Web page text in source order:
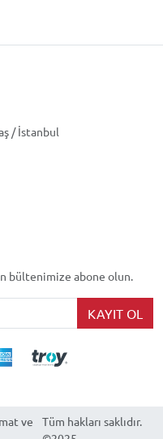
/ İstanbul
bültenimize abone olun.
KAYIT OL
ve
Tüm hakları saklıdır.